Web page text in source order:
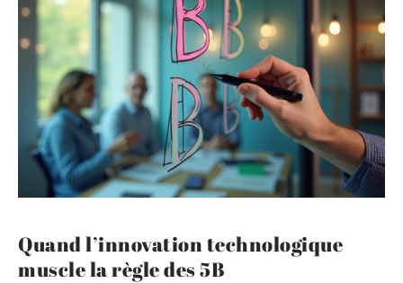
Quand l’innovation technologique
muscle la règle des 5B